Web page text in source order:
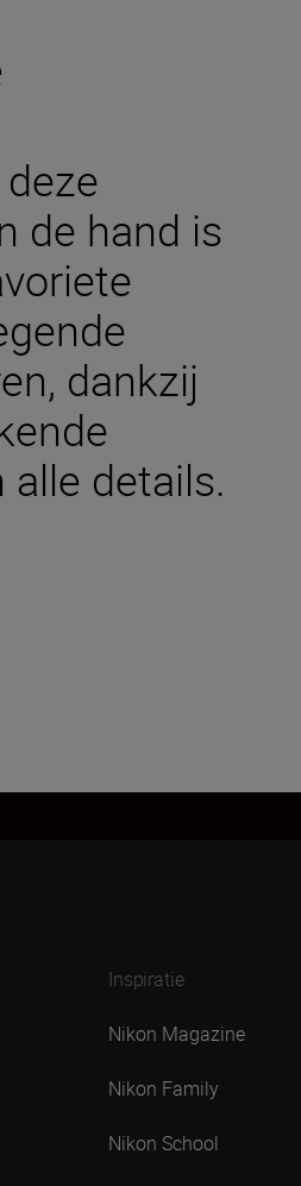
de hand is
dankzij
details.
Inspiratie
Nikon Magazine
Nikon Family
Nikon School